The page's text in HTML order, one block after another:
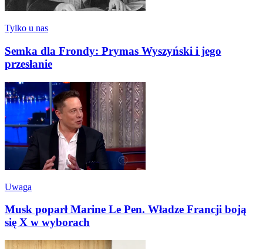
Tylko u nas
Semka dla Frondy: Prymas Wyszyński i jego
przesłanie
Uwaga
Musk poparł Marine Le Pen. Władze Francji boją
się X w wyborach